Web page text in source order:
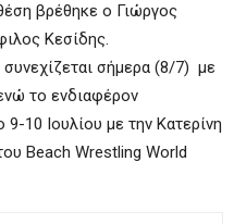
βρέθηκε ο Γιώργος
Κεσίδης.
σήμερα (8/7) με
το ενδιαφέρον
10 Ιουλίου με την Κατερίνη
Beach Wrestling World